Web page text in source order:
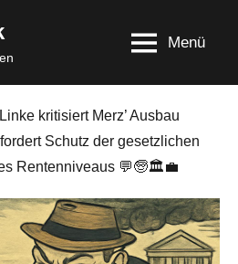
Menü
kritisiert Merz’ Ausbau
Schutz der gesetzlichen
Rentenniveaus 💬🧓🏛️💼